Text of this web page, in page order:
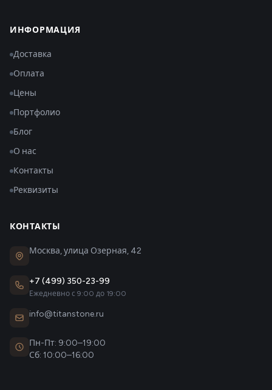
ИНФОРМАЦИЯ
Доставка
Оплата
Цены
Портфолио
Блог
О нас
Контакты
Реквизиты
КОНТАКТЫ
Москва, улица Озерная, 42
+7 (499) 350-23-99
Ежедневно с 9:00 до 19:00
info@titanstone.ru
Пн-Пт: 9:00–19:00
Сб: 10:00–16:00